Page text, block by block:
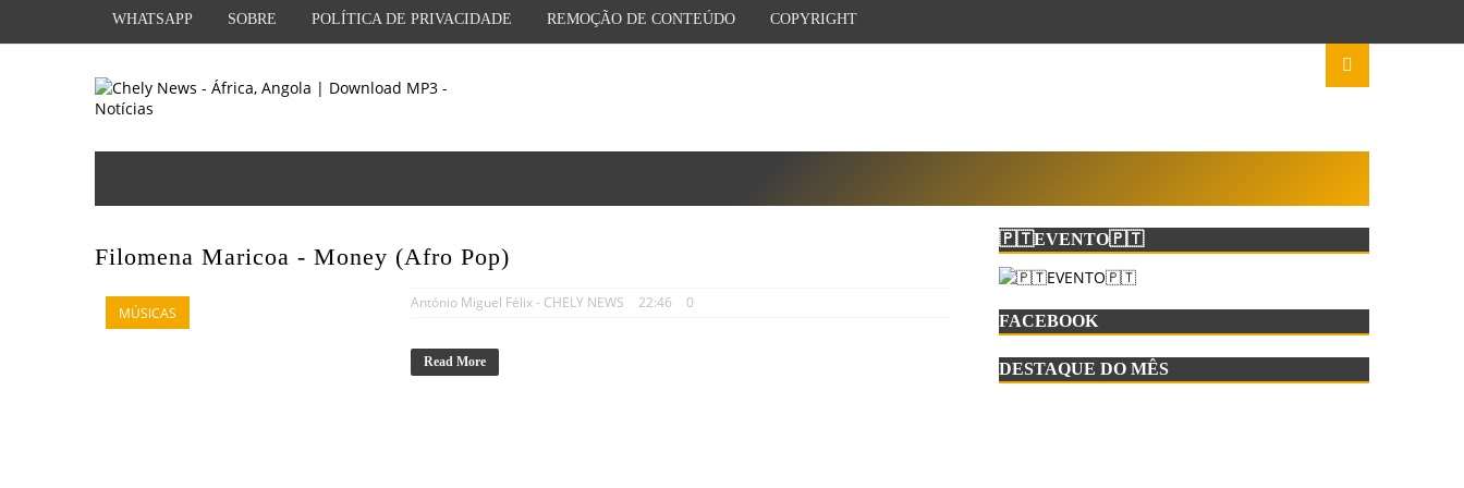
WHATSAPP SOBRE POLÍTICA DE PRIVACIDADE REMOÇÃO DE CONTEÚDO COPYRIGHT
Filomena Maricoa - Money (Afro Pop)
MÚSICAS
António Miguel Félix - CHELY NEWS 22:46 0
Read More
🇵🇹EVENTO🇵🇹
FACEBOOK
DESTAQUE DO MÊS